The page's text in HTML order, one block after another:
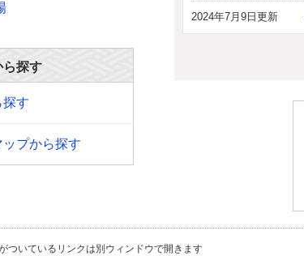
2024年7月9日更新
ら探す
探す
プから探す
ついているリンクは別ウィンドウで開きます